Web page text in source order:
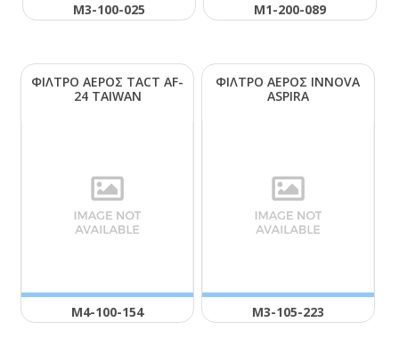
Μ3-100-025 Μ1-200-089
ΦΙΛΤΡΟ ΑΕΡΟΣ ΤΑCΤ ΑF-
24 ΤΑΙWΑΝ
Μ4-100-154
ΦΙΛΤΡΟ ΑΕΡΟΣ ΙΝΝΟVΑ
ΑSΡΙRΑ
Μ3-105-223